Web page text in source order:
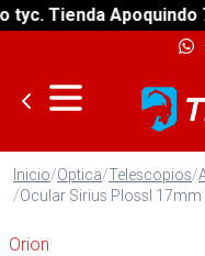
Tienda Apoquindo
Inicio/Optica/Telescopios/
/Ocular Sirius Plossl 17mm
Orion